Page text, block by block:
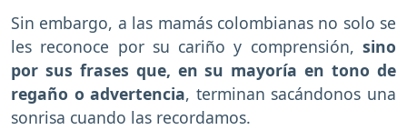
Sin embargo, a las mamás colombianas no solo se
les reconoce por su cariño y comprensión, sino
por sus frases que, en su mayoría en tono de
regaño o advertencia, terminan sacándonos una
sonrisa cuando las recordamos.